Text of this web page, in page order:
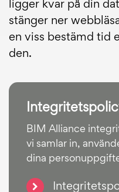
ligger kvar på din
stänger ner
en viss bestämd tid
den.
BIM Alliance
vi samlar in,
dina